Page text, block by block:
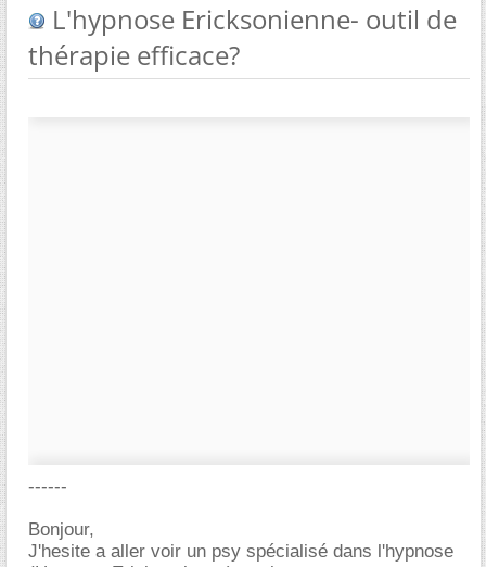
L'hypnose Ericksonienne- outil de
thérapie efficace?
------
Bonjour,
J'hesite a aller voir un psy spécialisé dans l'hypnose